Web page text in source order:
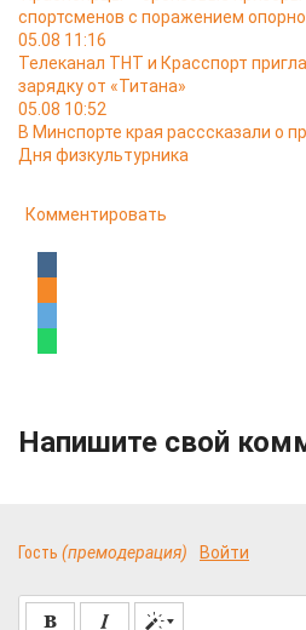
спортсменов с поражением
05.08 11:16
Телеканал ТНТ и Красспорт
зарядку от «Титана»
05.08 10:52
В Минспорте края расссказали о
Дня физкультурника
Комментировать
Напишите свой
Гость (премодерация) Войти